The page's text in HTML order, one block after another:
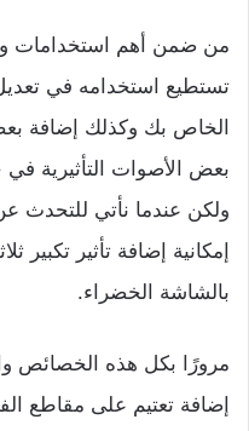
من ضمن أهم استخدامات
تستطيع استخدامه في تعديل
الخاص بك وكذلك إضافة
بعض الأصوات التأثيرية في
ولكن عندما نأتي للتحدث
إمكانية إضافة تأثير تكبير
بالشاشة الخضراء.
مرورًا بكل هذه الخصائص
إضافة تعتيم على مقاطع